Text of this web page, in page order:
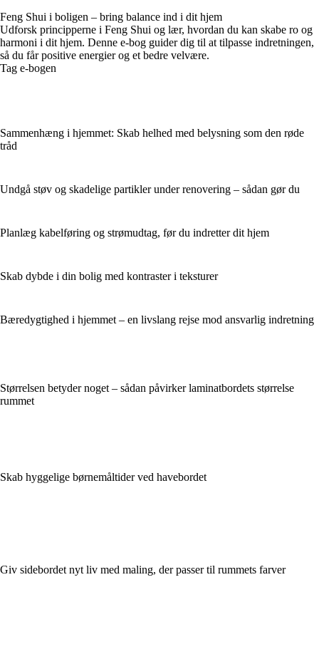
Feng Shui i boligen – bring balance ind i dit hjem
Udforsk principperne i Feng Shui og lær, hvordan du kan skabe ro og
harmoni i dit hjem. Denne e-bog guider dig til at tilpasse indretningen,
så du får positive energier og et bedre velvære.
Tag e-bogen
Sammenhæng i hjemmet: Skab helhed med belysning som den røde
tråd
Undgå støv og skadelige partikler under renovering – sådan gør du
Planlæg kabelføring og strømudtag, før du indretter dit hjem
Skab dybde i din bolig med kontraster i teksturer
Bæredygtighed i hjemmet – en livslang rejse mod ansvarlig indretning
Størrelsen betyder noget – sådan påvirker laminatbordets størrelse
rummet
Skab hyggelige børnemåltider ved havebordet
Giv sidebordet nyt liv med maling, der passer til rummets farver